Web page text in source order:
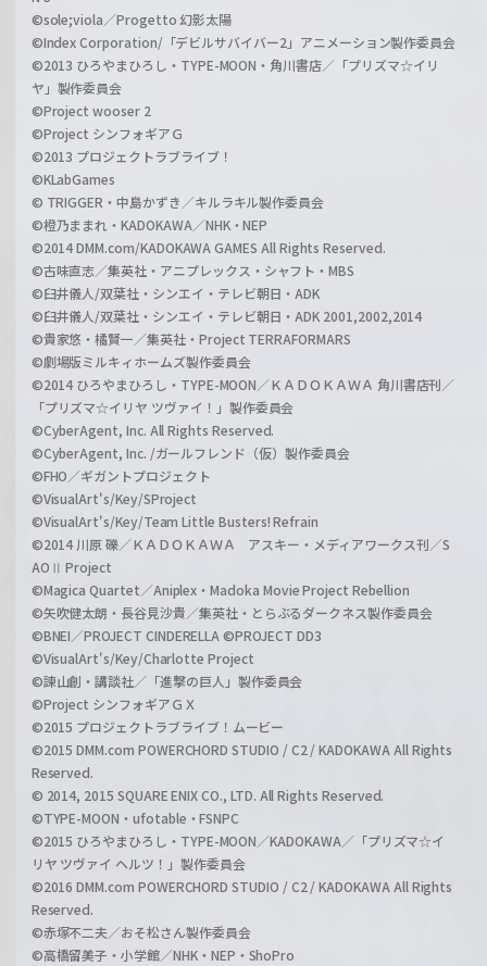
©sole;viola／Progetto 幻影太陽
©Index Corporation/「デビルサバイバー2」アニメーション製作委員会
©2013 ひろやまひろし・TYPE-MOON・角川書店／「プリズマ☆イリ
ヤ」製作委員会
©Project wooser 2
©Project シンフォギアＧ
©2013 プロジェクトラブライブ！
©KLabGames
© TRIGGER・中島かずき／キルラキル製作委員会
©橙乃ままれ・KADOKAWA／NHK・NEP
©2014 DMM.com/KADOKAWA GAMES All Rights Reserved.
©古味直志／集英社・アニプレックス・シャフト・MBS
©臼井儀人/双葉社・シンエイ・テレビ朝日・ADK
©臼井儀人/双葉社・シンエイ・テレビ朝日・ADK 2001,2002,2014
©貴家悠・橘賢一／集英社・Project TERRAFORMARS
©劇場版ミルキィホームズ製作委員会
©2014 ひろやまひろし・TYPE-MOON／ＫＡＤＯＫＡＷＡ 角川書店刊／
「プリズマ☆イリヤ ツヴァイ！」製作委員会
©CyberAgent, Inc. All Rights Reserved.
©CyberAgent, Inc. /ガールフレンド（仮）製作委員会
©FHO／ギガントプロジェクト
©VisualArt's/Key/SProject
©VisualArt's/Key/Team Little Busters! Refrain
©2014 川原 礫／ＫＡＤＯＫＡＷＡ アスキー・メディアワークス刊／S
AOⅡ Project
©Magica Quartet／Aniplex・Madoka Movie Project Rebellion
©矢吹健太朗・長谷見沙貴／集英社・とらぶるダークネス製作委員会
©BNEI／PROJECT CINDERELLA ©PROJECT DD3
©VisualArt's/Key/Charlotte Project
©諫山創・講談社／「進撃の巨人」製作委員会
©Project シンフォギアＧＸ
©2015 プロジェクトラブライブ！ムービー
©2015 DMM.com POWERCHORD STUDIO / C2 / KADOKAWA All Rights
Reserved.
© 2014, 2015 SQUARE ENIX CO., LTD. All Rights Reserved.
©TYPE-MOON・ufotable・FSNPC
©2015 ひろやまひろし・TYPE-MOON／KADOKAWA／「プリズマ☆イ
リヤ ツヴァイ ヘルツ！」製作委員会
©2016 DMM.com POWERCHORD STUDIO / C2 / KADOKAWA All Rights
Reserved.
©赤塚不二夫／おそ松さん製作委員会
©高橋留美子・小学館／NHK・NEP・ShoPro